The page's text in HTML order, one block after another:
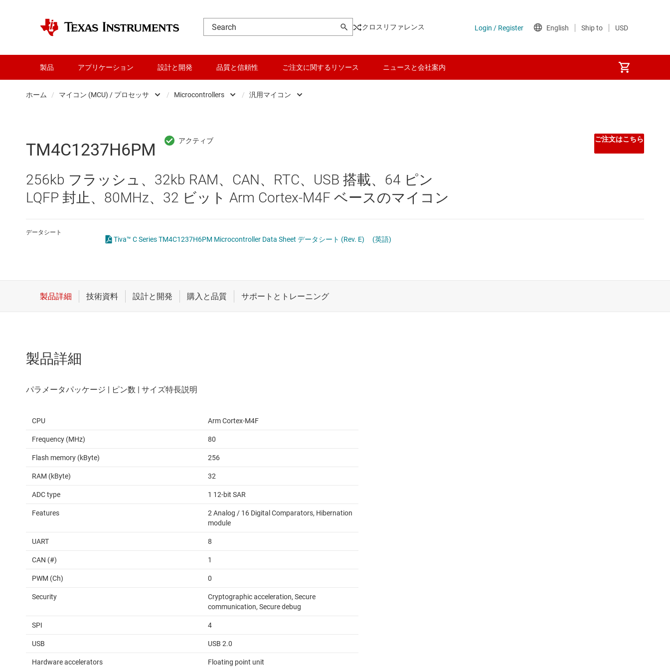
クロスリファレンス
製品 アプリケーション 設計と開発 品質と信頼性 ご注文に関するリソース ニュースと会社案内
ホーム / マイコン (MCU) / プロセッサ
インターフェイス
オーディオ、ハプティクス、およびピエゾ
ダイ / ウェハー サービス
マイコン (MCU) / プロセッサ
モータ ドライバ
絶縁
/ Microcontrollers / 汎用マイコン
リアルタイム モーター制御 / オートメーション マイコン
汎用マイコン
TM4C1237H6PM
256kb フラッシュ、32kb RAM、CAN、RTC、USB 搭載、64 ピン
LQFP 封止、80MHz、32 ビット Arm Cortex-M4F ベースのマイコン
ご注文はこちら
データシート
Tiva™ C Series TM4C1237H6PM Microcontroller Data Sheet データシート (Rev. E) (英語)
製品詳細
CPU Arm Cortex-M4F
Frequency (MHz) 80
Flash memory (kByte) 256
RAM (kByte) 32
ADC type 1 12-bit SAR
Features
2 Analog / 16 Digital Comparators, Hibernation
module
UART 8
CAN (#) 1
PWM (Ch) 0
Security
Cryptographic acceleration, Secure
communication, Secure debug
SPI 4
USB USB 2.0
Hardware accelerators Floating point unit